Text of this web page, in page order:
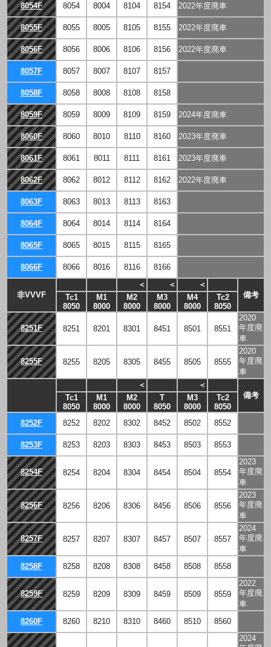
8054F 8054 8004 8104 8154 2022年度廃車
8055F 8055 8005 8105 8155 2022年度廃車
8056F 8056 8006 8106 8156 2022年度廃車
8057F 8057 8007 8107 8157
8058F 8058 8008 8108 8158
8059F 8059 8009 8109 8159 2024年度廃車
8060F 8060 8010 8110 8160 2023年度廃車
8061F 8061 8011 8111 8161 2023年度廃車
8062F 8062 8012 8112 8162 2022年度廃車
8063F 8063 8013 8113 8163
8064F 8064 8014 8114 8164
8065F 8065 8015 8115 8165
8066F 8066 8016 8116 8166
非VVVF
＜ ＜
＜
備考
Tc1
8050
M1
8000
M2
8000
M3
8000
M4
8000
Tc2
8050
8251F 8251 8201 8301 8451 8501 8551
2020
年度廃
車
8255F 8255 8205 8305 8455 8505 8555
2020
年度廃
車
＜
＜
備考
Tc1
8050
M1
8000
M2
8000
T
8050
M3
8000
Tc2
8050
8252F
8252 8202 8302 8452 8502 8552
8253F 8253 8203 8303 8453 8503 8553
8254F 8254 8204 8304 8454 8504 8554
2023
年度廃
車
8256F 8256 8206 8306 8456 8506 8556
2023
年度廃
車
8257F 8257 8207 8307 8457 8507 8557
2024
年度廃
車
8258F
8258 8208 8308 8458 8508 8558
8259F 8259 8209 8309 8459 8509 8559
2022
年度廃
車
8260F
8260 8210 8310 8460 8510
8560
2024